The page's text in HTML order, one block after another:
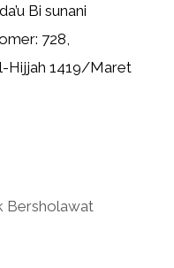
Bi sunani
728,
Hijjah 1419/Maret
Bersholawat